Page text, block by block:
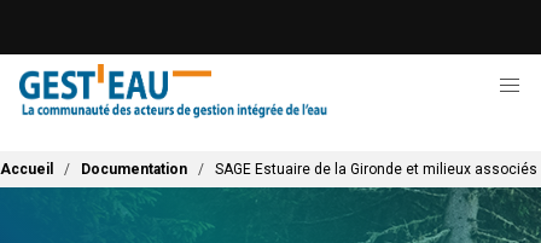
contenu
principal
Fil d'Ariane
Accueil Documentation SAGE Estuaire de la Gironde et milieux associés